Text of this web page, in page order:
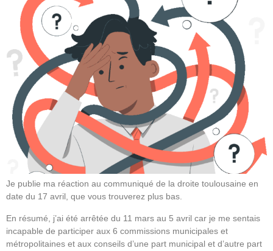
Je publie ma réaction au communiqué de la droite toulousaine en
date du 17 avril, que vous trouverez plus bas.
En résumé, j’ai été arrêtée du 11 mars au 5 avril car je me sentais
incapable de participer aux 6 commissions municipales et
métropolitaines et aux conseils d’une part municipal et d’autre part